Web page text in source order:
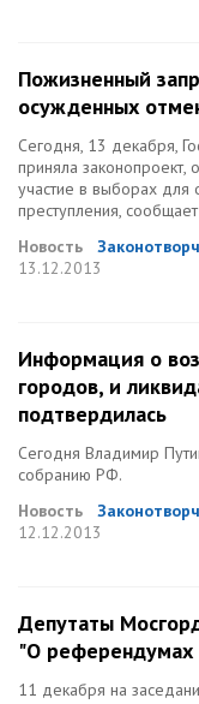
Пожизненный
осужденных
Сегодня, 13 декабря,
приняла
участие в выборах для
преступления,
Новость
13.12.2013
Информация о
городов, и
подтвердилась
Сегодня Владимир
собранию РФ.
Новость
12.12.2013
Депутаты
"О референдумах
11 декабря на